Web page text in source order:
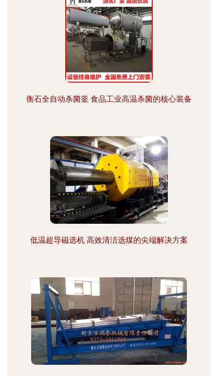
衡石全自动杀菌釜 食品工业高温杀菌的核心装备
低温超导磁选机 高效清洁选煤的尖端解决方案